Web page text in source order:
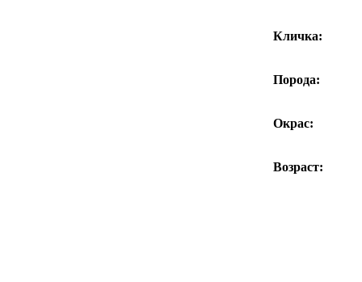
Кличка:
Порода:
Окрас:
Возраст: